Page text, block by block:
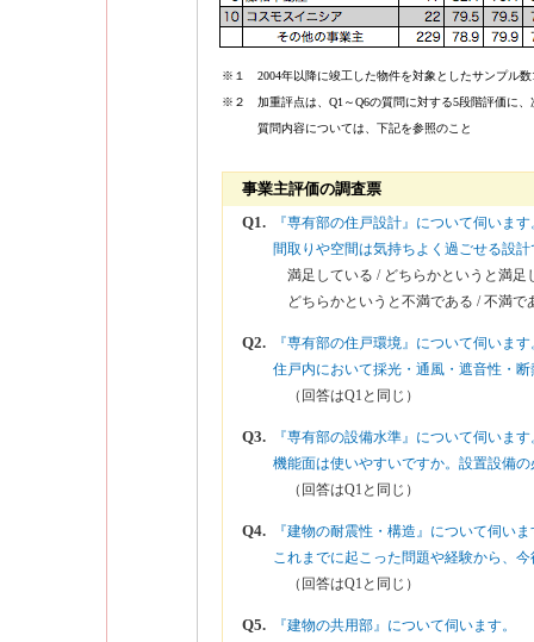
※１ 2004年以降に竣工した物件を対象としたサンプル数
※２ 加重評点は、Q1～Q6の質問に対する5段階評価に、
質問内容については、下記を参照のこと
事業主評価の調査票
Q1.
『専有部の住戸設計』について伺います
間取りや空間は気持ちよく過ごせる設
満足している / どちらかというと満足
どちらかというと不満である / 不満で
Q2.
『専有部の住戸環境』について伺います
住戸内において採光・通風・遮音性・
（回答はQ1と同じ）
Q3.
『専有部の設備水準』について伺います
機能面は使いやすいですか。設置設備
（回答はQ1と同じ）
Q4.
『建物の耐震性・構造』について伺い
これまでに起こった問題や経験から、
（回答はQ1と同じ）
Q5.
『建物の共用部』について伺います。